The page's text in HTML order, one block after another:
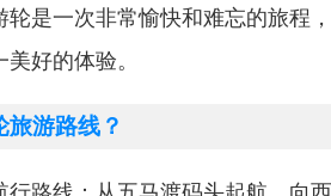
轮是一次非常愉快和难忘的旅程
好的体验。
旅游路线？